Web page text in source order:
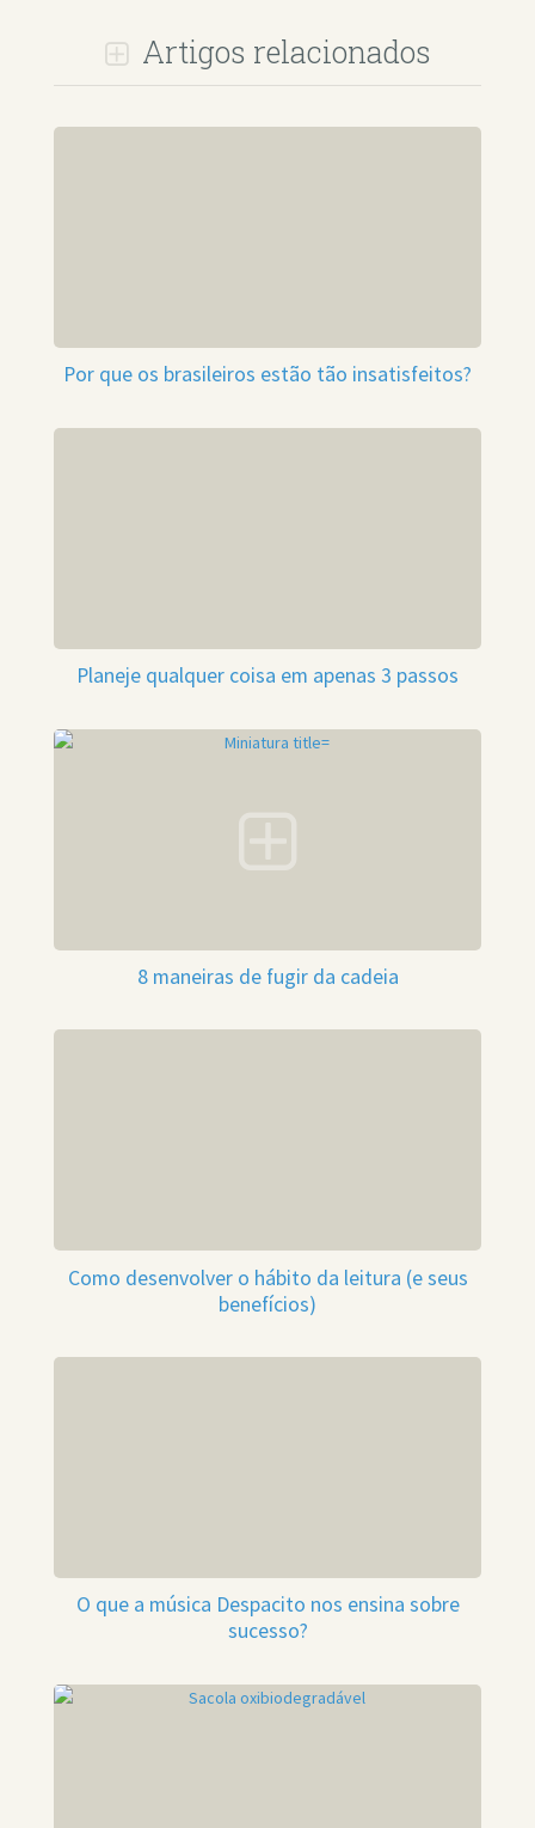
Artigos relacionados
Por que os brasileiros estão tão insatisfeitos?
Planeje qualquer coisa em apenas 3 passos
8 maneiras de fugir da cadeia
Como desenvolver o hábito da leitura (e seus
benefícios)
O que a música Despacito nos ensina sobre
sucesso?